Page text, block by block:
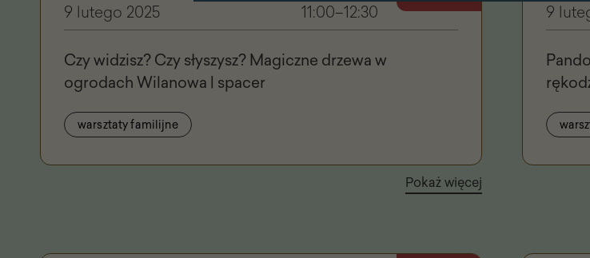
9 lutego 2025 11:00–12:30
Czy widzisz? Czy słyszysz? Magiczne drzewa w
ogrodach Wilanowa | spacer
warsztaty familijne
Pokaż więcej
9